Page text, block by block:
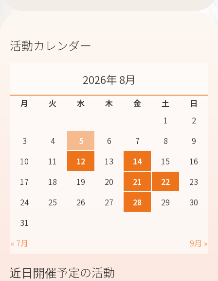
活動カレンダー
2026年 8月
月 火 水 木 金 土
日
1
2
3
4 5 6 7 8
9
10
11 12 13 14 15
16
17
18 19 20 21 22
23
24
25 26 27 28 29
30
31
« 7月
9月 »
近日開催予定の活動